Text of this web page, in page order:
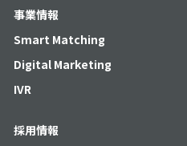
事業情報
Smart Matching
Digital Marketing
IVR
採用情報